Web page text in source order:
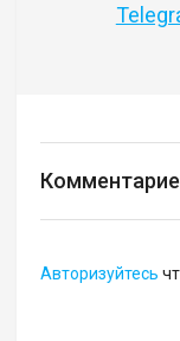
Авторизуйтесь